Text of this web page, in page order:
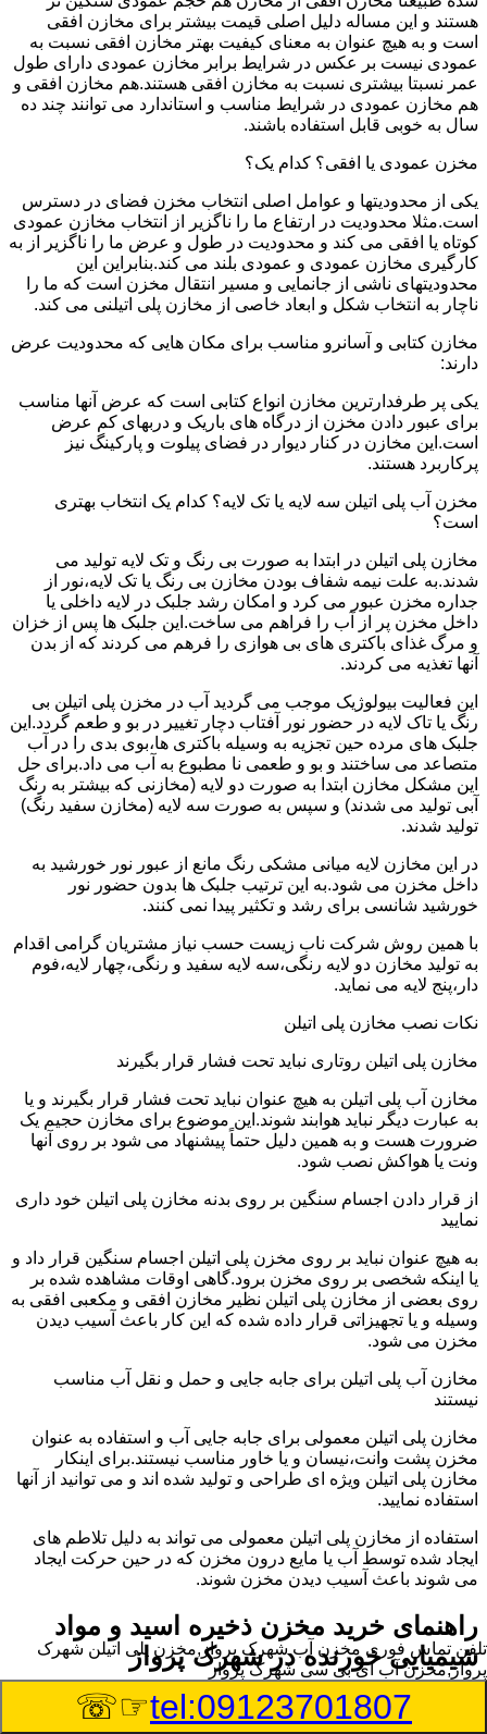
هستند و این مساله دلیل اصلی قیمت بیشتر برای مخازن افقی
است و به هیچ عنوان به معنای کیفیت بهتر مخازن افقی نسبت به
عمودی نیست بر عکس در شرایط برابر مخازن عمودی دارای طول
عمر نسبتا بیشتری نسبت به مخازن افقی هستند.هم مخازن افقی و
هم مخازن عمودی در شرایط مناسب و استاندارد می توانند چند ده
سال به خوبی قابل استفاده باشند.
مخزن عمودی یا افقی؟ کدام یک؟
یکی از محدودیتها و عوامل اصلی انتخاب مخزن فضای در دسترس
است.مثلا محدودیت در ارتفاع ما را ناگزیر از انتخاب مخازن عمودی
کوتاه یا افقی می کند و محدودیت در طول و عرض ما را ناگزیر از به
کارگیری مخازن عمودی و عمودی بلند می کند.بنابراین این
محدودیتهای ناشی از جانمایی و مسیر انتقال مخزن است که ما را
ناچار به انتخاب شکل و ابعاد خاصی از مخازن پلی اتیلنی می کند.
مخازن کتابی و آسانرو مناسب برای مکان هایی که محدودیت عرض
دارند:
یکی پر طرفدارترین مخازن انواع کتابی است که عرض آنها مناسب
برای عبور دادن مخزن از درگاه های باریک و دربهای کم عرض
است.این مخازن در کنار دیوار در فضای پیلوت و پارکینگ نیز
پرکاربرد هستند.
مخزن آب پلی اتیلن سه لایه یا تک لایه؟ کدام یک انتخاب بهتری
است؟
مخازن پلی اتیلن در ابتدا به صورت بی رنگ و تک لایه تولید می
شدند.به علت نیمه شفاف بودن مخازن بی رنگ یا تک لایه،نور از
جداره مخزن عبور می کرد و امکان رشد جلبک در لایه داخلی یا
داخل مخزن پر از آب را فراهم می ساخت.این جلبک ها پس از خزان
و مرگ غذای باکتری های بی هوازی را فرهم می کردند که از بدن
آنها تغذیه می کردند.
این فعالیت بیولوژیک موجب می گردید آب در مخزن پلی اتیلن بی
رنگ یا تاک لایه در حضور نور آفتاب دچار تغییر در بو و طعم گردد.این
جلبک های مرده حین تجزیه به وسیله باکتری ها،بوی بدی را در آب
متصاعد می ساختند و بو و طعمی نا مطبوع به آب می داد.برای حل
این مشکل مخازن ابتدا به صورت دو لایه (مخازنی که بیشتر به رنگ
آبی تولید می شدند) و سپس به صورت سه لایه (مخازن سفید رنگ)
تولید شدند.
در این مخازن لایه میانی مشکی رنگ مانع از عبور نور خورشید به
داخل مخزن می شود.به این ترتیب جلبک ها بدون حضور نور
خورشید شانسی برای رشد و تکثیر پیدا نمی کنند.
با همین روش شرکت ناب زیست حسب نیاز مشتریان گرامی اقدام
به تولید مخازن دو لایه رنگی،سه لایه سفید و رنگی،چهار لایه،فوم
دار،پنج لایه می نماید.
نکات نصب مخازن پلی اتیلن
مخازن پلی اتیلن روتاری نباید تحت فشار قرار بگیرند
مخازن آب پلی اتیلن به هیچ عنوان نباید تحت فشار قرار بگیرند و یا
به عبارت دیگر نباید هوابند شوند.این موضوع برای مخازن حجیم یک
ضرورت هست و به همین دلیل حتماً پیشنهاد می شود بر روی آنها
ونت یا هواکش نصب شود.
از قرار دادن اجسام سنگین بر روی بدنه مخازن پلی اتیلن خود داری
نمایید
به هیچ عنوان نباید بر روی مخزن پلی اتیلن اجسام سنگین قرار داد و
یا اینکه شخصی بر روی مخزن برود.گاهی اوقات مشاهده شده بر
روی بعضی از مخازن پلی اتیلن نظیر مخازن افقی و مکعبی افقی به
وسیله و یا تجهیزاتی قرار داده شده که این کار باعث آسیب دیدن
مخزن می شود.
مخازن آب پلی اتیلن برای جابه جایی و حمل و نقل آب مناسب
نیستند
مخازن پلی اتیلن معمولی برای جابه جایی آب و استفاده به عنوان
مخزن پشت وانت،نیسان و یا خاور مناسب نیستند.برای اینکار
مخازن پلی اتیلن ویژه ای طراحی و تولید شده اند و می توانید از آنها
استفاده نمایید.
استفاده از مخازن پلی اتیلن معمولی می تواند به دلیل تلاطم های
ایجاد شده توسط آب یا مایع درون مخزن که در حین حرکت ایجاد
می شوند باعث آسیب دیدن مخزن شوند.
راهنمای خرید مخزن ذخیره اسید و مواد
شیمیایی خورنده در شهرک پرواز
مخزن ذخیره اسید و مواد شیمیایی باید به گونه ای تولید شوند که
بتوانند در برابر چگالی نسبتا بالا و خورندگی انواع اسیدها مقاومت
تلفن تماس فوری مخزن آب شهرک پرواز,مخزن پلی اتیلن شهرک
پرواز,مخزن آب ای بی سی شهرک پرواز
tel:09123701807
☞☏